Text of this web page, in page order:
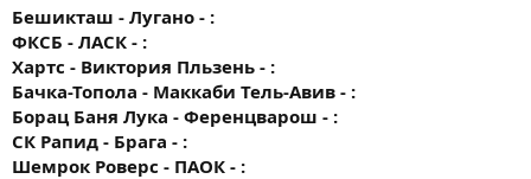
Бешикташ - Лугано - :
ФКСБ - ЛАСК - :
Хартс - Виктория Пльзень - :
Бачка-Топола - Маккаби Тель-Авив - :
Борац Баня Лука - Ференцварош - :
СК Рапид - Брага - :
Шемрок Роверс - ПАОК - :